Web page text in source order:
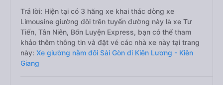
Trả lời: Hiện tại có 3 hãng xe khai thác dòng xe
Limousine giường đôi trên tuyến đường này là xe Tư
Tiến, Tân Niên, Bốn Luyện Express, bạn có thể tham
khảo thêm thông tin và đặt vé các nhà xe này tại trang
này: Xe giường nằm đôi Sài Gòn đi Kiên Lương - Kiên
Giang